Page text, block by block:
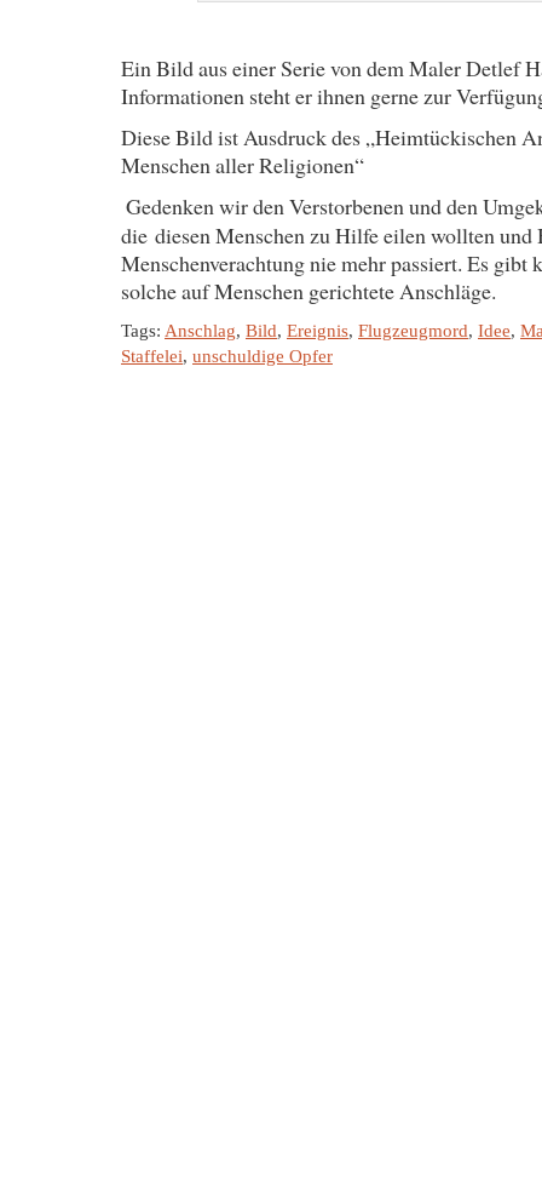
Ein Bild aus einer Serie von dem Maler Detlef
Informationen steht er ihnen gerne zur
Diese Bild ist Ausdruck des „Heimtückischen
Menschen aller Religionen“
Gedenken wir den Verstorbenen und den
die diesen Menschen zu Hilfe eilen wollten und
Menschenverachtung nie mehr passiert. Es gibt
solche auf Menschen gerichtete Anschläge.
Tags: Anschlag, Bild, Ereignis, Flugzeugmord, Idee,
Staffelei, unschuldige Opfer